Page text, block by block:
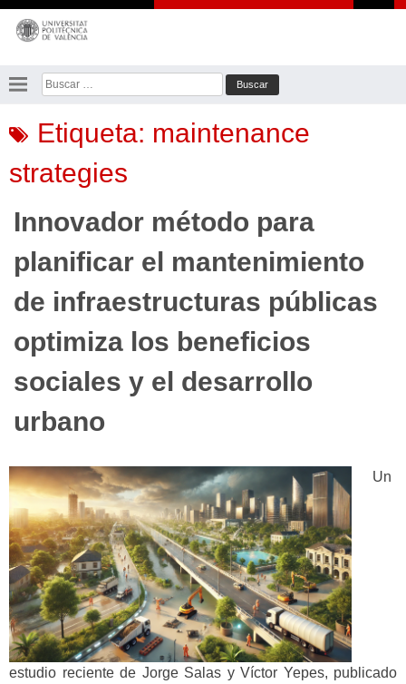
Saltar
contenido
Buscar:
Etiqueta: maintenance
strategies
Innovador método para
planificar el mantenimiento
de infraestructuras públicas
optimiza los beneficios
sociales y el desarrollo
urbano
Un
estudio reciente de Jorge Salas y Víctor Yepes, publicado